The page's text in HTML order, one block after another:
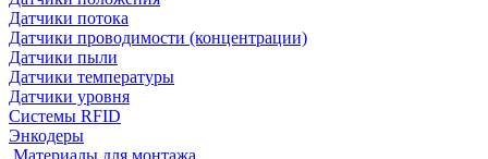
Датчики потока
Датчики проводимости (концентрации)
Датчики пыли
Датчики температуры
Датчики уровня
Системы RFID
Энкодеры
Материалы для монтажа